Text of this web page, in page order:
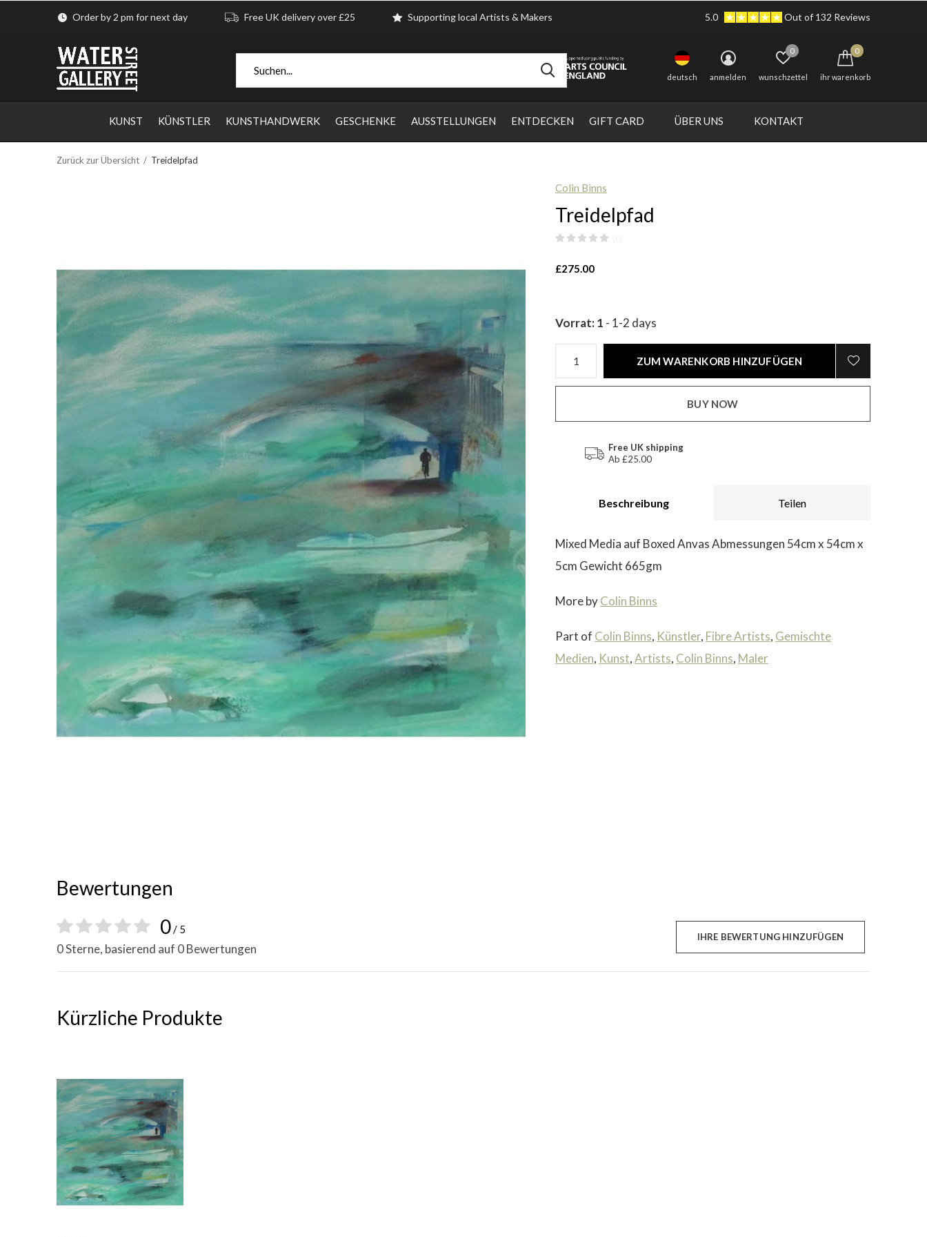
KUNST KÜNSTLER KUNSTHANDWERK GESCHENKE AUSSTELLUNGEN ENTDECKEN GIFT CARD ÜBER UNS KONTAKT
deutsch anmelden wunschzettel
0
ihr warenkorb
0
Order by 2 pm for next day Free UK delivery over £25 Supporting local Artists & Makers 5.0 Out of 132 Reviews
Zurück zur Übersicht Treidelpfad
Colin Binns
Treidelpfad
£275.00
Vorrat: 1 - 1-2 days
ZUM WARENKORB HINZUFÜGEN
BUY NOW
Free UK shipping
Ab £25.00
Beschreibung Teilen
Mixed Media auf Boxed Anvas Abmessungen 54cm x 54cm x
5cm Gewicht 665gm
More byColin Binns
Part of Colin Binns, Künstler, Fibre Artists, Gemischte
Medien, Kunst,Artists, Colin Binns, Maler
Bewertungen
0/ 5
0 Sterne, basierend auf 0 Bewertungen
IHRE BEWERTUNG HINZUFÜGEN
Kürzliche Produkte